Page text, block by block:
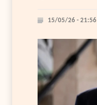
15/05/26 - 21:56